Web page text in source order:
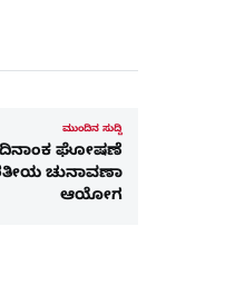
ಮುಂದಿನ ಸುದ್ದಿ
ದಿನಾಂಕ ಘೋಷಣೆ
ಚುನಾವಣಾ
ಆಯೋಗ